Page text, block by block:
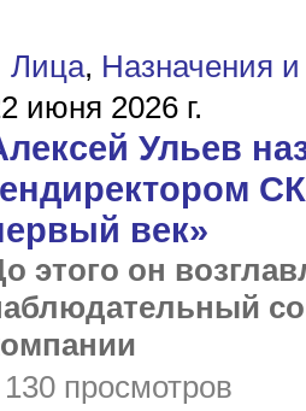
Лица, Назначения и
июня 2026 г.
Ульев
век»
этого он
130 просмотров